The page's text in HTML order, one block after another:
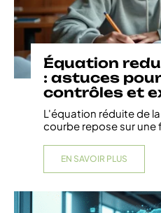
Équation
: astuces
contrôles et
L'équation réduite de
courbe repose sur une
EN SAVOIR PLUS